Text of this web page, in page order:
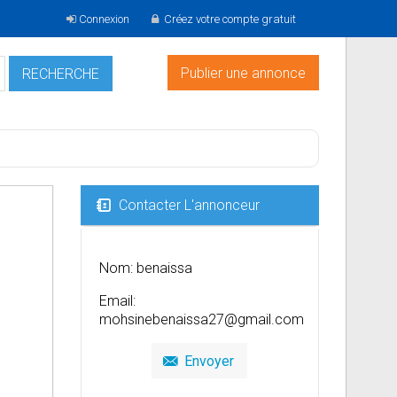
Connexion Créez votre compte gratuit
Publier une annonce
Contacter L'annonceur
Nom: benaissa
Email:
mohsinebenaissa27@gmail.com
Envoyer